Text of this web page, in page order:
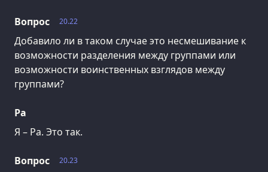
20.22
Вопрос
Добавило ли в таком случае это несмешивание к
возможности разделения между группами или
возможности воинственных взглядов между
группами?
Ра
Я – Ра. Это так.
20.23
Вопрос